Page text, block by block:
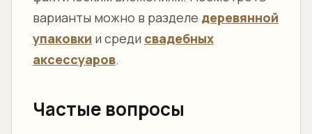
варианты можно в разделе деревянной
упаковки и среди свадебных
аксессуаров.
Частые вопросы